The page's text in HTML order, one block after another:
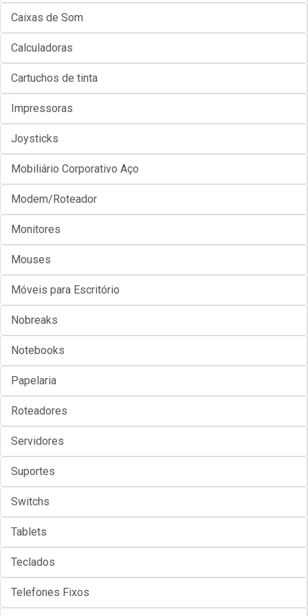
Caixas de Som
Calculadoras
Cartuchos de tinta
Impressoras
Joysticks
Mobiliário Corporativo Aço
Modem/Roteador
Monitores
Mouses
Móveis para Escritório
Nobreaks
Notebooks
Papelaria
Roteadores
Servidores
Suportes
Switchs
Tablets
Teclados
Telefones Fixos